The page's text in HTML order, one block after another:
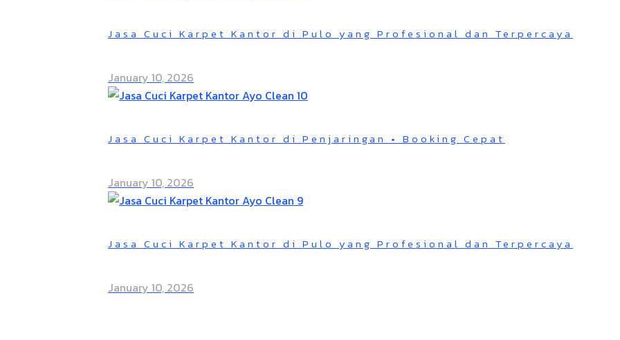
Jasa Cuci Karpet Kantor di Pulo yang Profesional dan Terpercaya
January 10, 2026
Jasa Cuci Karpet Kantor di Penjaringan • Booking Cepat
January 10, 2026
Jasa Cuci Karpet Kantor di Pulo yang Profesional dan Terpercaya
January 10, 2026